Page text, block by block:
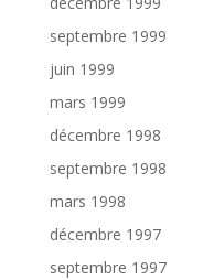
septembre 1999
juin 1999
mars 1999
décembre 1998
septembre 1998
mars 1998
décembre 1997
septembre 1997